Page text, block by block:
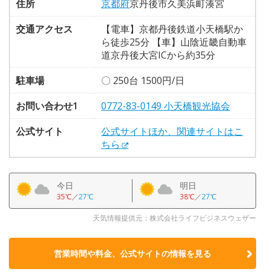
住所 京都府京丹後市久美浜町湊宮
交通アクセス
【電車】京都丹後鉄道小天橋駅か
ら徒歩25分 【車】山陰近畿自動車
道京丹後大宮ICから約35分
駐車場
〇 250台 1500円/日
お問い合わせ1
0772-83-0149 小天橋観光協会
公式サイト
公式サイトほか、関連サイトはこ
ちら
今日
35℃／27℃
明日
38℃／27℃
天気情報提供元：株式会社ライフビジネスウェザー
営業時間や料金、公式サイトの情報を見る